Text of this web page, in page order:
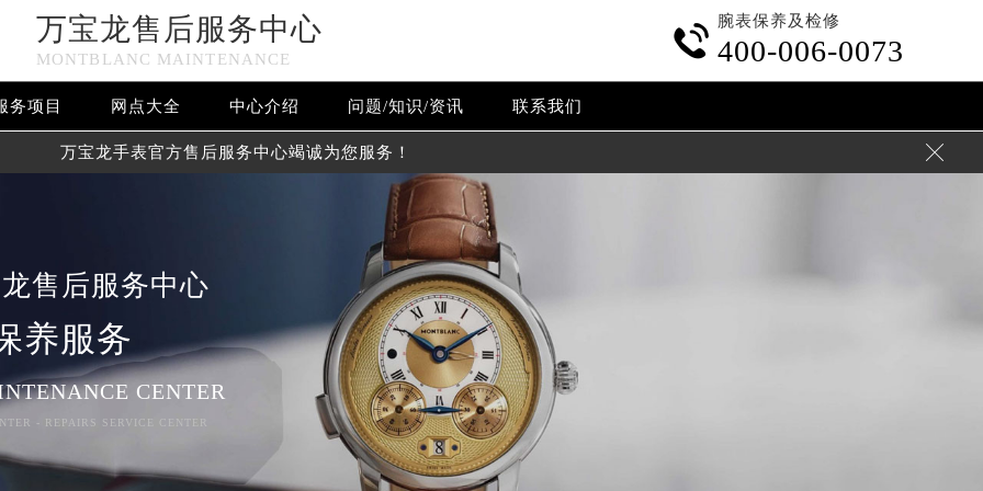
万宝龙售后服务中心
MONTBLANC MAINTENANCE

腕表保养及检修
400-006-0073
务项目 网点大全 中心介绍 问题/知识/资讯 联系我们
万宝龙手表官方售后服务中心竭诚为您服务！ 
售后服务中心
养服务
CENTER
- REPAIRS SERVICE CENTER